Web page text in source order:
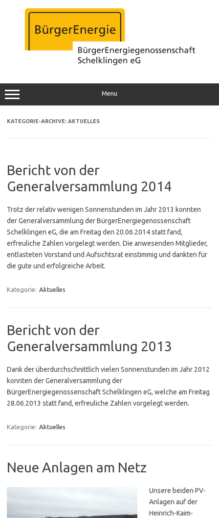
Menu
KATEGORIE-ARCHIVE: AKTUELLES
Bericht von der
Generalversammlung 2014
Trotz der relativ wenigen Sonnenstunden im Jahr 2013 konnten
der Generalversammlung der BürgerEnergiegenossenschaft
Schelklingen eG, die am Freitag den 20.06.2014 statt fand,
erfreuliche Zahlen vorgelegt werden. Die anwesenden Mitglieder,
entlasteten Vorstand und Aufsichtsrat einstimmig und dankten für
die gute und erfolgreiche Arbeit.
Kategorie: Aktuelles
Bericht von der
Generalversammlung 2013
Dank der überdurchschnittlich vielen Sonnenstunden im Jahr 2012
konnten der Generalversammlung der
BürgerEnergiegenossenschaft Schelklingen eG, welche am Freitag
28.06.2013 statt fand, erfreuliche Zahlen vorgelegt werden.
Kategorie: Aktuelles
Neue Anlagen am Netz
Unsere beiden PV-
Anlagen auf der
Heinrich-Kaim-